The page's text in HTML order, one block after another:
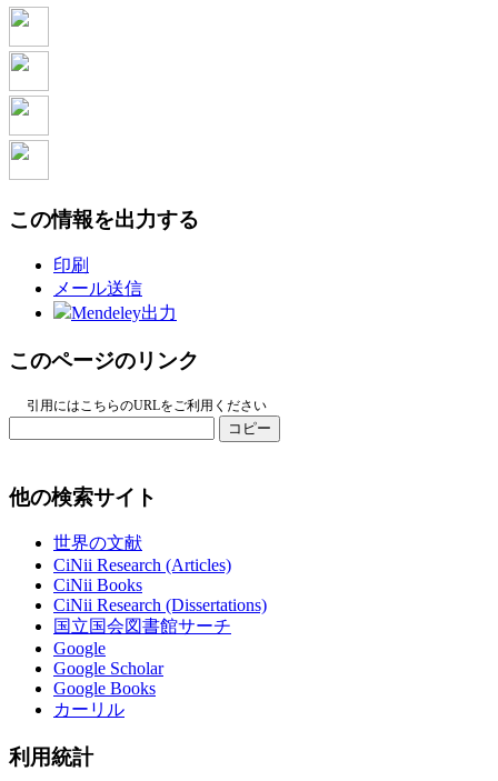
この情報を出力する
印刷
メール送信
Mendeley出力
このページのリンク
引用にはこちらのURLをご利用ください
コピー
他の検索サイト
世界の文献
CiNii Research (Articles)
CiNii Books
CiNii Research (Dissertations)
国立国会図書館サーチ
Google
Google Scholar
Google Books
カーリル
利用統計